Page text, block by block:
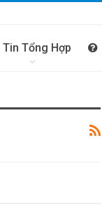
Tin Tổng Hợp